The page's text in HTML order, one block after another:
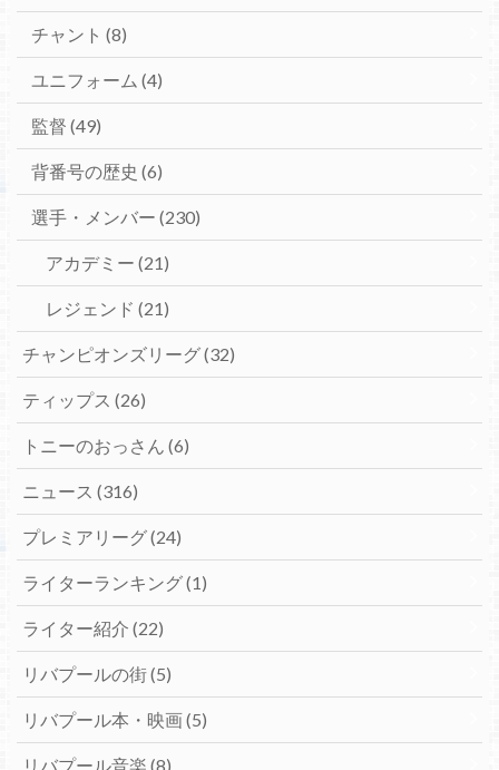
チャント (8)
ユニフォーム (4)
監督 (49)
背番号の歴史 (6)
選手・メンバー (230)
アカデミー (21)
レジェンド (21)
チャンピオンズリーグ(32)
ティップス (26)
トニーのおっさん (6)
ニュース (316)
プレミアリーグ(24)
ライターランキング(1)
ライター紹介 (22)
リバプールの街(5)
リバプール本・映画(5)
リバプール音楽 (8)